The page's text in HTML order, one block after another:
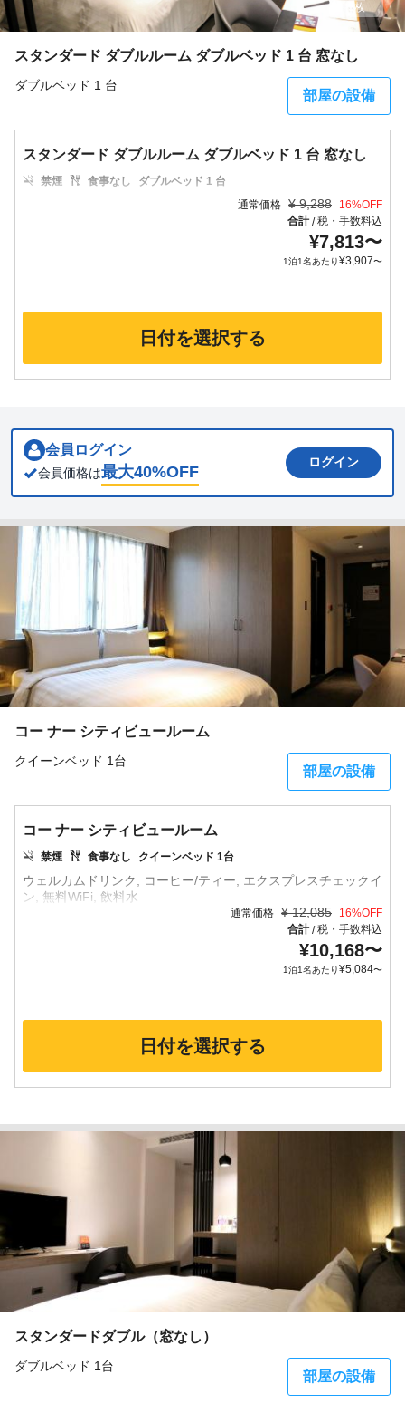
スタンダード ダブルルーム ダブルベッド 1 台 窓なし
ダブルベッド 1 台
部屋の設備
5枚
スタンダード ダブルルーム ダブルベッド 1 台 窓なし
禁煙 食事なし
ダブルベッド 1 台
通常価格 ¥ 9,288 16%OFF
合計/税・手数料込
¥7,813〜
1泊1名あたり¥3,907〜
日付を選択する
会員ログイン
会員価格は最大40%OFF
ログイン
コー ナー シティビュールーム
クイーンベッド 1台
部屋の設備
コー ナー シティビュールーム
禁煙 食事なし クイーンベッド 1台
ウェルカムドリンク, コーヒー/ティー, エクスプレスチェックイ
通常価格 ¥ 12,085 16%OFF
合計/税・手数料込
¥10,168〜
1泊1名あたり¥5,084〜
日付を選択する
スタンダードダブル（窓なし）
ダブルベッド 1台
部屋の設備